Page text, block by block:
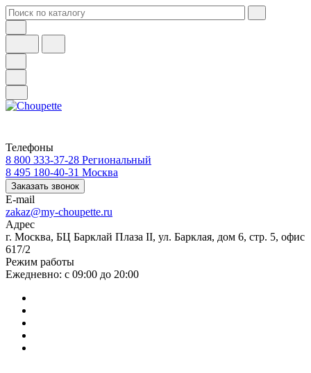
Телефоны
8 800 333-37-28 Региональный
8 495 180-40-31 Москва
Заказать звонок
E-mail
zakaz@my-choupette.ru
Адрес
г. Москва, БЦ Барклай Плаза II, ул. Барклая, дом 6, стр. 5, офис
617/2
Режим работы
Ежедневно: с 09:00 до 20:00